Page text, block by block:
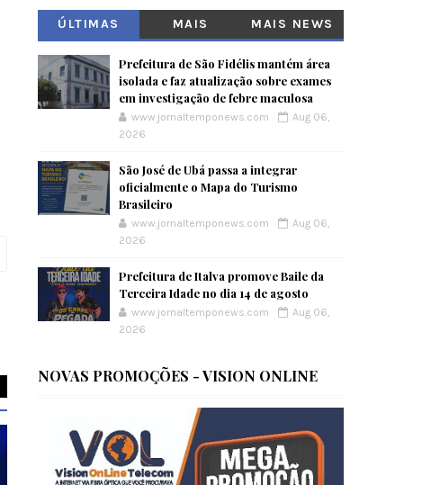
ÚLTIMAS
MAIS
MAIS NEWS
Prefeitura de São Fidélis mantém área
isolada e faz atualização sobre exames
em investigação de febre maculosa
www.jornaltemponews.com
Aug 06,
2026
São José de Ubá passa a integrar
oficialmente o Mapa do Turismo
Brasileiro
www.jornaltemponews.com
Aug 06,
2026
Prefeitura de Italva promove Baile da
Terceira Idade no dia 14 de agosto
www.jornaltemponews.com
Aug 06,
2026
NOVAS PROMOÇÕES - VISION ONLINE